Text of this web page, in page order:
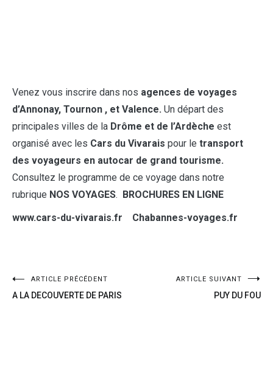
Venez vous inscrire dans nos agences de voyages
d’Annonay, Tournon , et Valence. Un départ des
principales villes de la Drôme et de l’Ardèche est
organisé avec les Cars du Vivarais pour le transport
des voyageurs en autocar de grand tourisme.
Consultez le programme de ce voyage dans notre
rubrique NOS VOYAGES. BROCHURES EN LIGNE
www.cars-du-vivarais.fr Chabannes-voyages.fr
ARTICLE PRÉCÉDENT
A LA DECOUVERTE DE PARIS
ARTICLE SUIVANT
PUY DU FOU